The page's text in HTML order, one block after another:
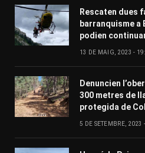
Rescaten dues
barranquisme a
podien
13 DE MAIG, 2023 -
Denuncien
300 metres de
protegida de
5 DE SETEMBRE, 2023